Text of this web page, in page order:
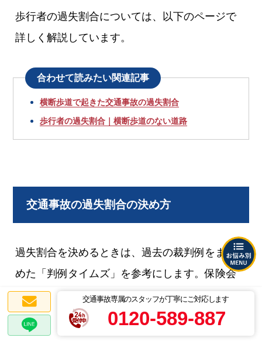
交通事故専属のスタッフが丁寧にご対応します
0120-589-887
歩行者の過失割合については、以下のページで
詳しく解説しています。
合わせて読みたい関連記事
横断歩道で起きた交通事故の過失割合
歩行者の過失割合｜横断歩道のない道路
交通事故の過失割合の決め方
過失割合を決めるときは、過去の裁判例をまと
めた「判例タイムズ」を参考にします。保険会
社も同様の基準を用いるのが一般的です。